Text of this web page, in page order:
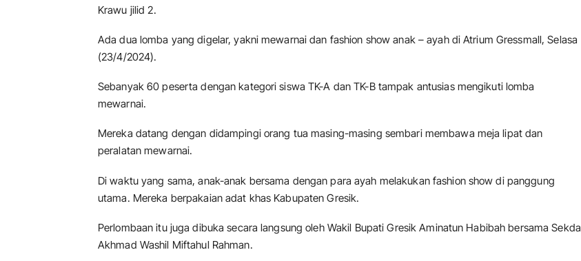
Krawu jilid 2.
Ada dua lomba yang digelar, yakni mewarnai dan fashion show anak – ayah di Atrium Gressmall, Selasa
(23/4/2024).
Sebanyak 60 peserta dengan kategori siswa TK-A dan TK-B tampak antusias mengikuti lomba
mewarnai.
Mereka datang dengan didampingi orang tua masing-masing sembari membawa meja lipat dan
peralatan mewarnai.
Di waktu yang sama, anak-anak bersama dengan para ayah melakukan fashion show di panggung
utama. Mereka berpakaian adat khas Kabupaten Gresik.
Perlombaan itu juga dibuka secara langsung oleh Wakil Bupati Gresik Aminatun Habibah bersama Sekda
Akhmad Washil Miftahul Rahman.